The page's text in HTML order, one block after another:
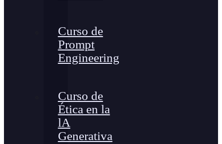
Curso de
Prompt
Engineering
Curso de
Ética en la
lA
Generativa